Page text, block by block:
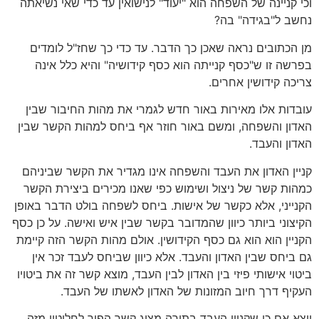
וכי קניינה של השפחה הוא "יעוד" לנישואין עד כדי שאי נשיאתה
נחשב ל"בגידה" בה?
מן הכתובים נראה שאכן כך הדבר. עד כדי כך שחז"ל לומדים
בפרשה זו ש"כסף קנייתה הוא כסף קידושיה" והיא כלל אינה
צריכה קידושין אחרים.
עובדות אלו מאירות באור חדש לגמרי את מהות החיבור שבין
האדון והשפחה, ומשם באור חוזר אף ביחס למהות הקשר שבין
האדון והעבד.
קניין האדון את העבד והשפחה אינו מגדיר את הקשר שביניהם
כמהות קשר של ניצול ושימוש כפי שאנו מכירים ביצירת הקשר
הקנייני, אלא כקשר של אישות. ביחס לשפחה בולט הדבר באופן
הקיצוני ביותר כיוון שהמדובר בקשר שבין איש ואישה. על כן כסף
הקניין הוא הוא גם כסף הקידושין. אולם מהות הקשר הזה קיימת
גם ביחס שבין האדון והעבד. אלא כיוון שביחס לעבד זכר אין
ביטוי אישותי פיזי בין האדון לבין העבד, מוצא קשר זה את ביטויו
העקיף דרך חיוב המזונות של האדון לאשתו של העבד.